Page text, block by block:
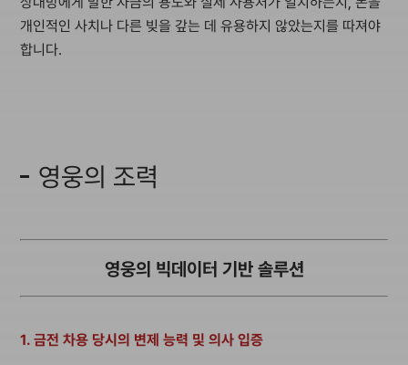
개인적인 사치나 다른 빚을 갚는 데 유용하지 않았는지를 따져야
합니다.
영웅의 조력
영웅의 빅데이터 기반 솔루션
1. 금전 차용 당시의 변제 능력 및 의사 입증